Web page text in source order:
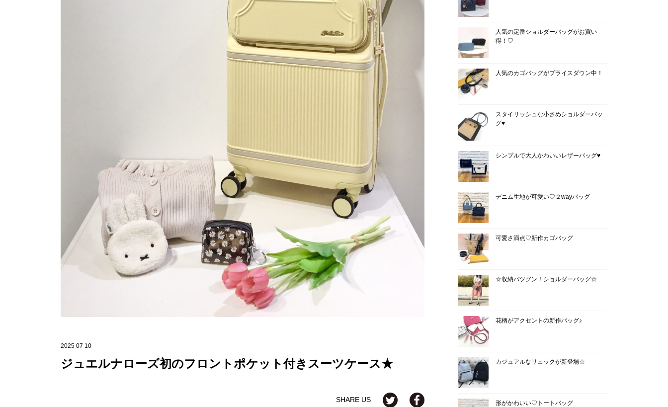
2025 07 10
ジュエルナローズ初のフロントポケット付きスーツケース★
SHARE US
人気の定番ショルダーバッグがお買い
得！♡
人気のカゴバッグがプライスダウン中！
スタイリッシュな小さめショルダーバッ
グ♥
シンプルで大人かわいいレザーバッグ♥
デニム生地が可愛い♡２wayバッグ
可愛さ満点♡新作カゴバッグ
☆収納バツグン！ショルダーバッグ☆
花柄がアクセントの新作バッグ♪
カジュアルなリュックが新登場☆
形がかわいい♡トートバッグ